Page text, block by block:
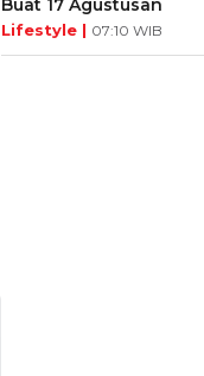
Buat 17 Agustusan
Lifestyle | 07:10 WIB